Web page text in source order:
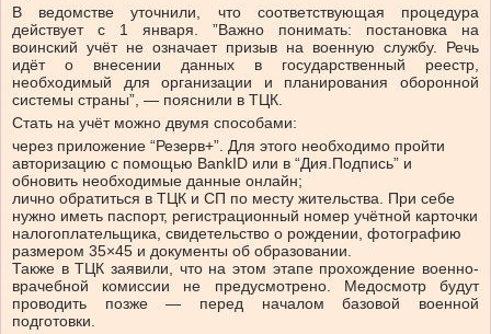
В ведомстве уточнили, что соответствующая процедура
действует с 1 января. ”Важно понимать: постановка на
воинский учёт не означает призыв на военную службу. Речь
идёт о внесении данных в государственный реестр,
необходимый для организации и планирования оборонной
системы страны”, — пояснили в ТЦК.
Стать на учёт можно двумя способами:
через приложение “Резерв+”. Для этого необходимо пройти
авторизацию с помощью BankID или в “Дия.Подпись” и
обновить необходимые данные онлайн;
лично обратиться в ТЦК и СП по месту жительства. При себе
нужно иметь паспорт, регистрационный номер учётной карточки
налогоплательщика, свидетельство о рождении, фотографию
размером 35×45 и документы об образовании.
Также в ТЦК заявили, что на этом этапе прохождение военно-
врачебной комиссии не предусмотрено. Медосмотр будут
проводить позже — перед началом базовой военной
подготовки.